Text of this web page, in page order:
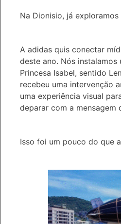
Na Dionisio, já
A adidas quis conectar
deste ano. Nós instalamos
Princesa Isabel, sentido
recebeu uma intervenção
uma experiência visual
deparar com a mensagem
Isso foi um pouco do que